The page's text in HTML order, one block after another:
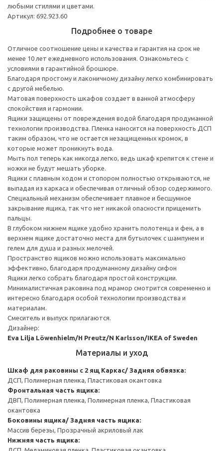
любыми стилями и цветами.
Артикул: 692.923.60
Подробнее о товаре
Отличное соотношение цены и качества и гарантия на срок не
менее 10 лет ежедневного использования. Ознакомьтесь с
условиями в гарантийной брошюре.
Благодаря простому и лаконичному дизайну легко комбинировать
с другой мебелью.
Матовая поверхность шкафов создает в ванной атмосферу
спокойствия и гармонии.
Ящики защищены от повреждения водой благодаря продуманной
технологии производства. Пленка наносится на поверхность ДСП
таким образом, что не остается незащищенных кромок, в
которые может проникнуть вода.
Мыть пол теперь как никогда легко, ведь шкаф крепится к стене и
ножки не будут мешать уборке.
Ящики с плавным ходом и стопором полностью открываются, не
выпадая из каркаса и обеспечивая отличный обзор содержимого.
Специальный механизм обеспечивает плавное и бесшумное
закрывание ящика, так что нет никакой опасности прищемить
пальцы.
В глубоком нижнем ящике удобно хранить полотенца и фен, а в
верхнем ящике достаточно места для бутылочек с шампунем и
гелем для душа и разных мелочей.
Пространство ящиков можно использовать максимально
эффективно, благодаря продуманному дизайну сифон
Ящики легко собрать благодаря простой конструкции.
Минималистичная раковина под мрамор смотрится современно и
интересно благодаря особой технологии производства и
материалам.
Смеситель и выпуск прилагаются.
Дизайнер:
Eva Lilja Löwenhielm/H Preutz/N Karlsson/IKEA of Sweden
Материалы и уход
Шкаф для раковины с 2 ящ Каркас/ Задняя обвязка:
ДСП, Полимерная пленка, Пластиковая окантовка
Фронтальная часть ящика:
ДВП, Полимерная пленка, Полимерная пленка, Пластиковая
окантовка
Боковины ящика/ Задняя часть ящика:
Массив березы, Прозрачный акриловый лак
Нижняя часть ящика: